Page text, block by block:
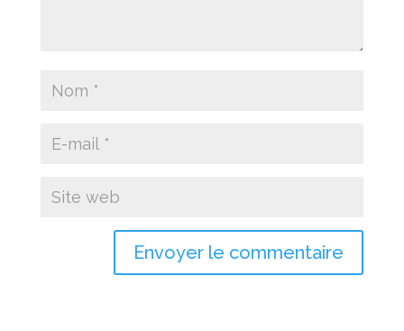
Envoyer le commentaire